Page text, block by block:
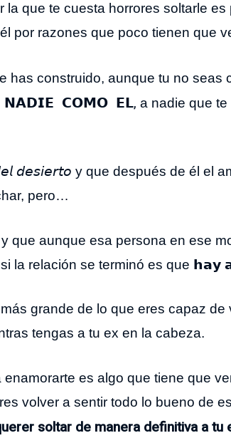
que te cuesta horrores soltarle
por razones que poco tienen que
has construido, aunque tu no seas
𝗖𝗢𝗠𝗢 𝗘𝗟,a nadie que
𝘥𝘦𝘴𝘪𝘦𝘳𝘵𝘰 y que después de él el
pero…
que aunque esa persona en ese
la relación se terminó es que
grande de lo que eres capaz de
tengas a tu ex en la cabeza.
es algo que tiene que
volver a sentir todo lo bueno de
soltar de manera definitiva a tu